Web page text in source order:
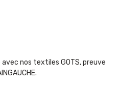
nos textiles GOTS, preuve